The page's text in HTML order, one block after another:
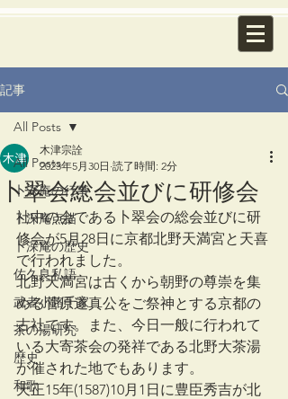
記事
All Posts
卜深庵の行事
卜深庵点描
卜深庵の歴史
佐久良私語
武者小路千家
茶の湯研究
歴史
和歌
All Posts
卜翠会総会並びに研修会
木津宗詮
2023年5月30日 読了時間: 2分
社中の会である卜翠会の総会並びに研
修会が5月28日に京都北野天満宮と天喜
で行われました。
北野天満宮は古くから朝野の尊崇を集
める菅原道真公をご祭神とする京都の
古社です。また、今日一般に行われて
いる大寄茶会の発祥である北野大茶湯
が催された地でもあります。
天正15年(1587)10月1日に豊臣秀吉が北